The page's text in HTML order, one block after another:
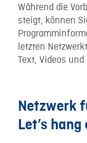
Während die
steigt, können
letzten
Text, Videos und
Netzwerk
Let’s hang